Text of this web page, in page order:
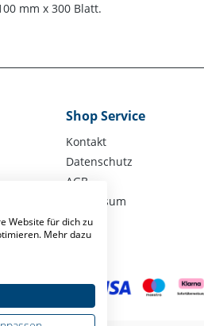
mm x 300 Blatt.
Shop Service
Kontakt
Datenschutz
AGB
Impressum
Website für dich zu
Mehr dazu